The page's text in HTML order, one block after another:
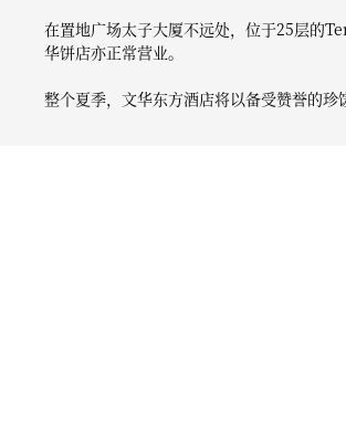
在置地广场太子大厦不远处，位于25层的
华饼店亦正常营业。
整个夏季，文华东方酒店将以备受赞誉的珍